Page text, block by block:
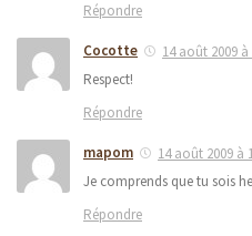
Répondre
Cocotte
14 août 2009 à
Respect!
Répondre
mapom
14 août 2009 à
Je comprends que tu sois
Répondre